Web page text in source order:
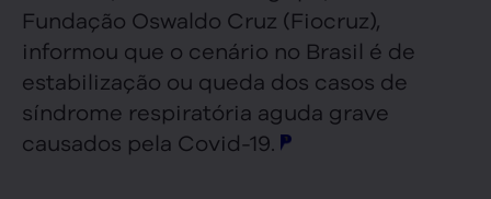
Fundação Oswaldo Cruz (Fiocruz),
informou que o cenário no Brasil é de
estabilização ou queda dos casos de
síndrome respiratória aguda grave
causados pela Covid-19.